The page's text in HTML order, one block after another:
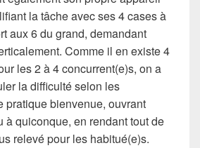
la tâche avec ses 4 cases à
aux 6 du grand, demandant
Comme il en existe 4
les 2 à 4 concurrent(e)s, on a
la difficulté selon les
pratique bienvenue, ouvrant
à quiconque, en rendant tout de
relevé pour les habitué(e)s.